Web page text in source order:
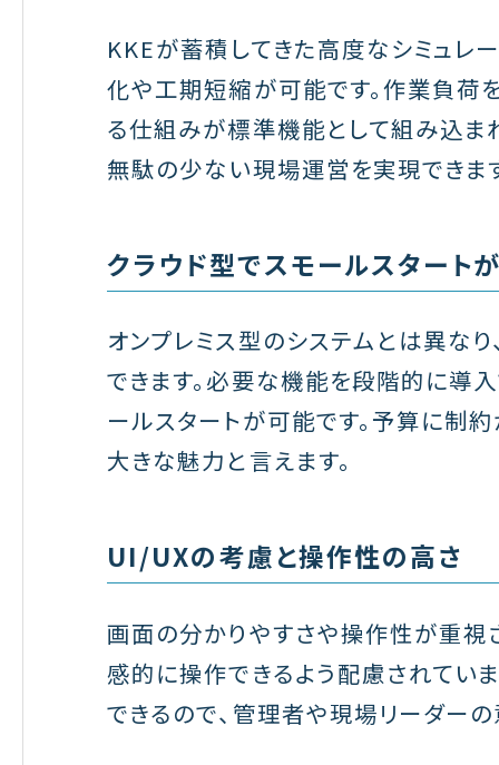
KKEが蓄積してきた高度なシミュレ
化や工期短縮が可能です。作業負荷
る仕組みが標準機能として組み込ま
無駄の少ない現場運営を実現できま
クラウド型でスモールスタート
オンプレミス型のシステムとは異な
できます。必要な機能を段階的に導
ールスタートが可能です。予算に制
大きな魅力と言えます。
UI/UXの考慮と操作性の高さ
画面の分かりやすさや操作性が重視
感的に操作できるよう配慮されてい
できるので、管理者や現場リーダー